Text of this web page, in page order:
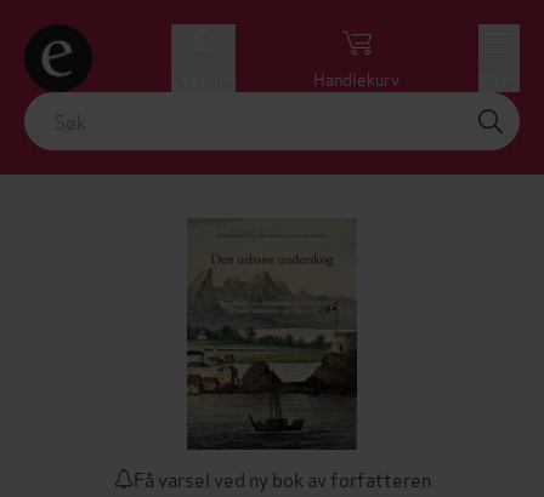
Handlekurv
Få varsel ved ny bok av forfatteren